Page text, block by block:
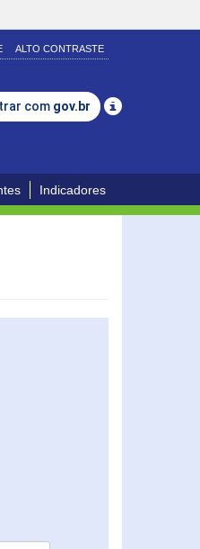
ALTO CONTRASTE
com gov.br
Indicadores